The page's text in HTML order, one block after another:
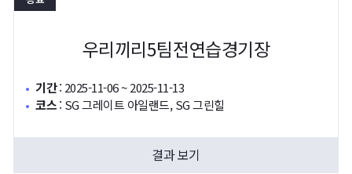
우리끼리5팀전연습경기장
기간: 2025-11-06 ~ 2025-11-13
코스: SG 그레이트 아일랜드, SG 그린힐
결과 보기